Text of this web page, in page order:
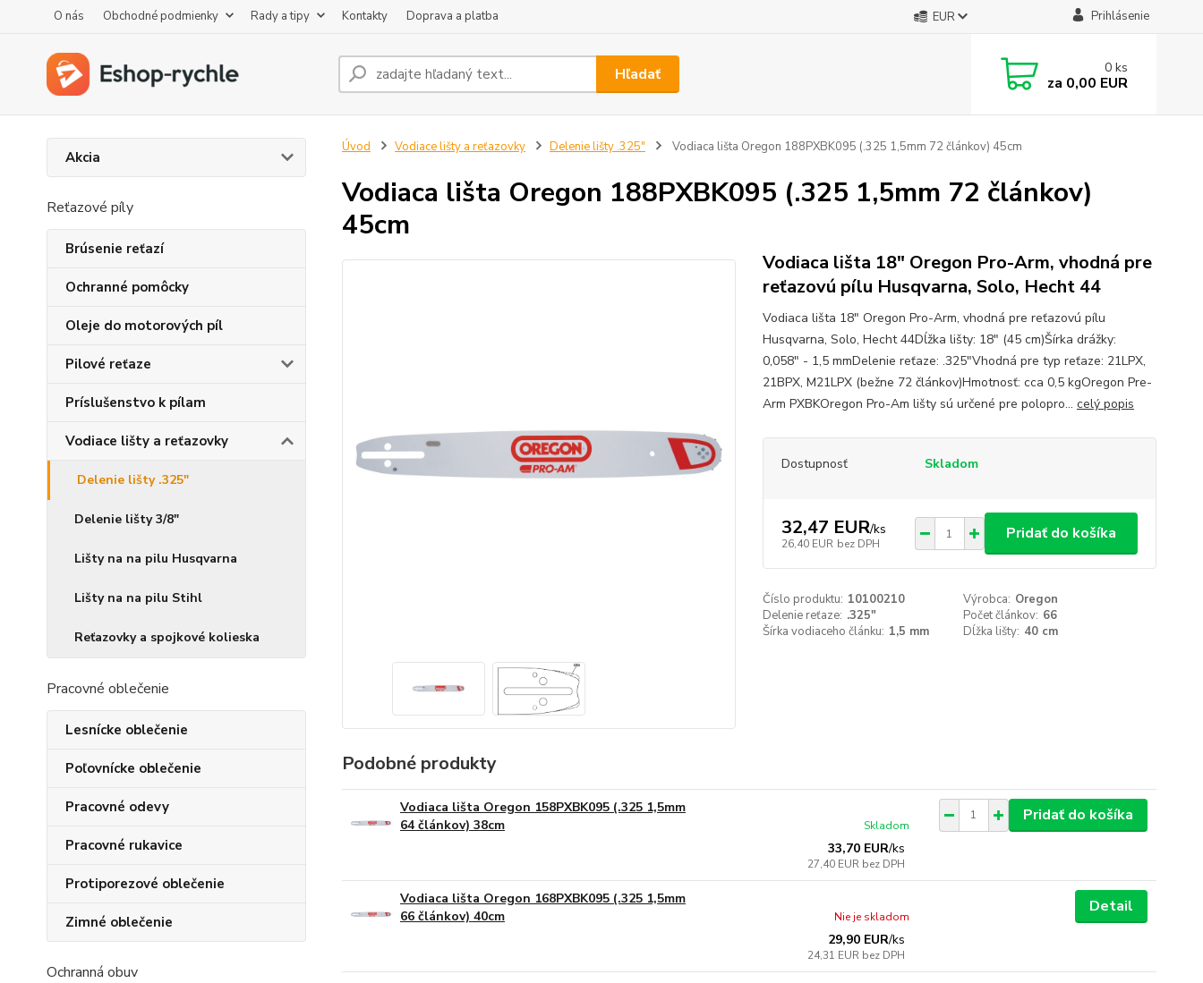
O nás Obchodné podmienky Rady a tipy Kontakty Doprava a platba EUR Prihlásenie
Hľadať 0 ks
za 0,00 EUR
Akcia
Reťazové píly
Brúsenie reťazí
Ochranné pomôcky
Oleje do motorových píl
Pilové reťaze
Príslušenstvo k pílam
Vodiace lišty a reťazovky
Delenie lišty .325"
Delenie lišty 3/8"
Lišty na na pilu Husqvarna
Lišty na na pilu Stihl
Reťazovky a spojkové kolieska
Pracovné oblečenie
Lesnícke oblečenie
Poľovnícke oblečenie
Pracovné odevy
Pracovné rukavice
Protiporezové oblečenie
Zimné oblečenie
Ochranná obuv
Úvod Vodiace lišty a reťazovky Delenie lišty .325" Vodiaca lišta Oregon 188PXBK095 (.325 1,5mm 72 článkov) 45cm
Vodiaca lišta Oregon 188PXBK095 (.325 1,5mm 72 článkov)
45cm
Vodiaca lišta 18" Oregon Pro-Arm, vhodná pre
reťazovú pílu Husqvarna, Solo, Hecht 44
Vodiaca lišta 18" Oregon Pro-Arm, vhodná pre reťazovú pílu
Husqvarna, Solo, Hecht 44Dĺžka lišty: 18" (45 cm)Šírka drážky:
0,058" - 1,5 mmDelenie reťaze: .325"Vhodná pre typ reťaze: 21LPX,
21BPX, M21LPX (bežne 72 článkov)Hmotnosť: cca 0,5 kgOregon Pre-
Arm PXBKOregon Pro-Am lišty sú určené pre polopro... celý popis
Dostupnosť Skladom
32,47 EUR/ks
26,40 EUR bez DPH
Pridať do košíka
Číslo produktu: 10100210 Výrobca: Oregon
Delenie reťaze: .325" Počet článkov: 66
Šírka vodiaceho článku: 1,5 mm Dĺžka lišty: 40 cm
Podobné produkty
Vodiaca lišta Oregon 158PXBK095 (.325 1,5mm
64 článkov) 38cm
33,70 EUR/ks
27,40 EUR bez DPH
Skladom
Pridať do košíka
Vodiaca lišta Oregon 168PXBK095 (.325 1,5mm
66 článkov) 40cm
29,90 EUR/ks
24,31 EUR bez DPH
Nie je skladom
Detail